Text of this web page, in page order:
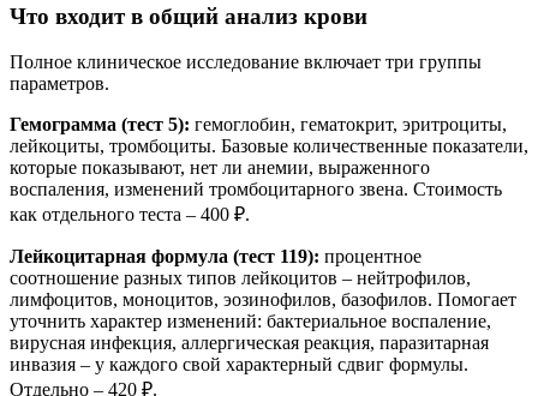
Что входит в общий анализ крови
Полное клиническое исследование включает три группы
параметров.
Гемограмма (тест 5): гемоглобин, гематокрит, эритроциты,
лейкоциты, тромбоциты. Базовые количественные показатели,
которые показывают, нет ли анемии, выраженного
воспаления, изменений тромбоцитарного звена. Стоимость
как отдельного теста – 400 ₽.
Лейкоцитарная формула (тест 119): процентное
соотношение разных типов лейкоцитов – нейтрофилов,
лимфоцитов, моноцитов, эозинофилов, базофилов. Помогает
уточнить характер изменений: бактериальное воспаление,
вирусная инфекция, аллергическая реакция, паразитарная
инвазия – у каждого свой характерный сдвиг формулы.
Отдельно – 420 ₽.